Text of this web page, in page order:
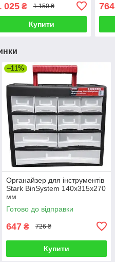
025₴ 1 150 ₴
Купити
764
–11%
Органайзер для інструментів
Stark BinSystem 140x315x270
мм
Готово до відправки
647 ₴ 726 ₴
Купити